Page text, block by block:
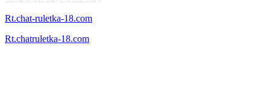
Rt.chat-ruletka-18.com
Rt.chatruletka-18.com